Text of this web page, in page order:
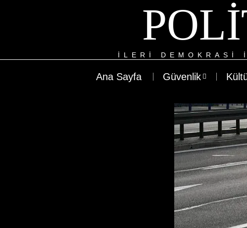
ILERI
Ana Sayfa Güvenlik